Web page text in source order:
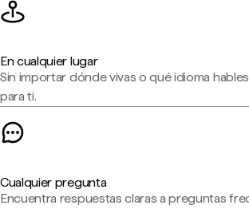
En cualquier lugar
Sin importar dónde vivas o qué idioma
para ti.
Cualquier pregunta
Encuentra respuestas claras a preguntas